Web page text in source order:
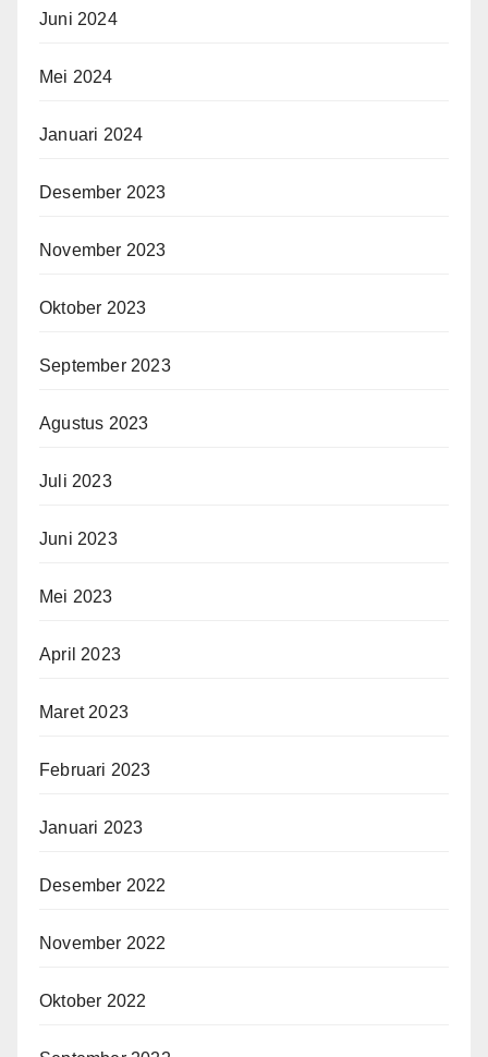
Juni 2024
Mei 2024
Januari 2024
Desember 2023
November 2023
Oktober 2023
September 2023
Agustus 2023
Juli 2023
Juni 2023
Mei 2023
April 2023
Maret 2023
Februari 2023
Januari 2023
Desember 2022
November 2022
Oktober 2022